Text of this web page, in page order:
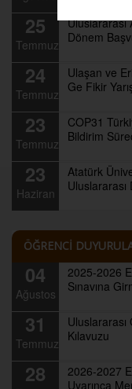
25
Temmuz
Uluslararası
Dönem
24
Temmuz
Ulaşan ve
Ge Fikir
23
Temmuz
COP31
Bildirim
23
Haziran
Atatürk
Uluslararası
ÖĞRENCİ
04
Ağustos
2025-2026
Sınavına
31
Temmuz
Uluslararası
Kılavuzu
28
2026-2027
Uyarınca